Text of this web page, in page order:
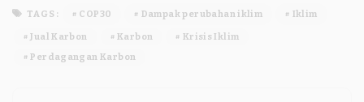
TAGS: COP30 Dampak perubahan iklim Iklim
Jual Karbon Karbon
Krisis Iklim
Perdagangan Karbon